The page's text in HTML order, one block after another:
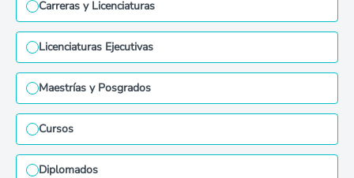
Carreras y Licenciaturas
Licenciaturas Ejecutivas
Maestrías y Posgrados
Cursos
Diplomados